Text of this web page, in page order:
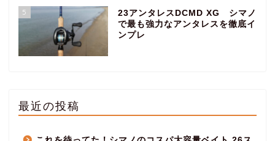
5
23アンタレスDCMD XG シマノ
で最も強力なアンタレスを徹底イ
ンプレ
最近の投稿